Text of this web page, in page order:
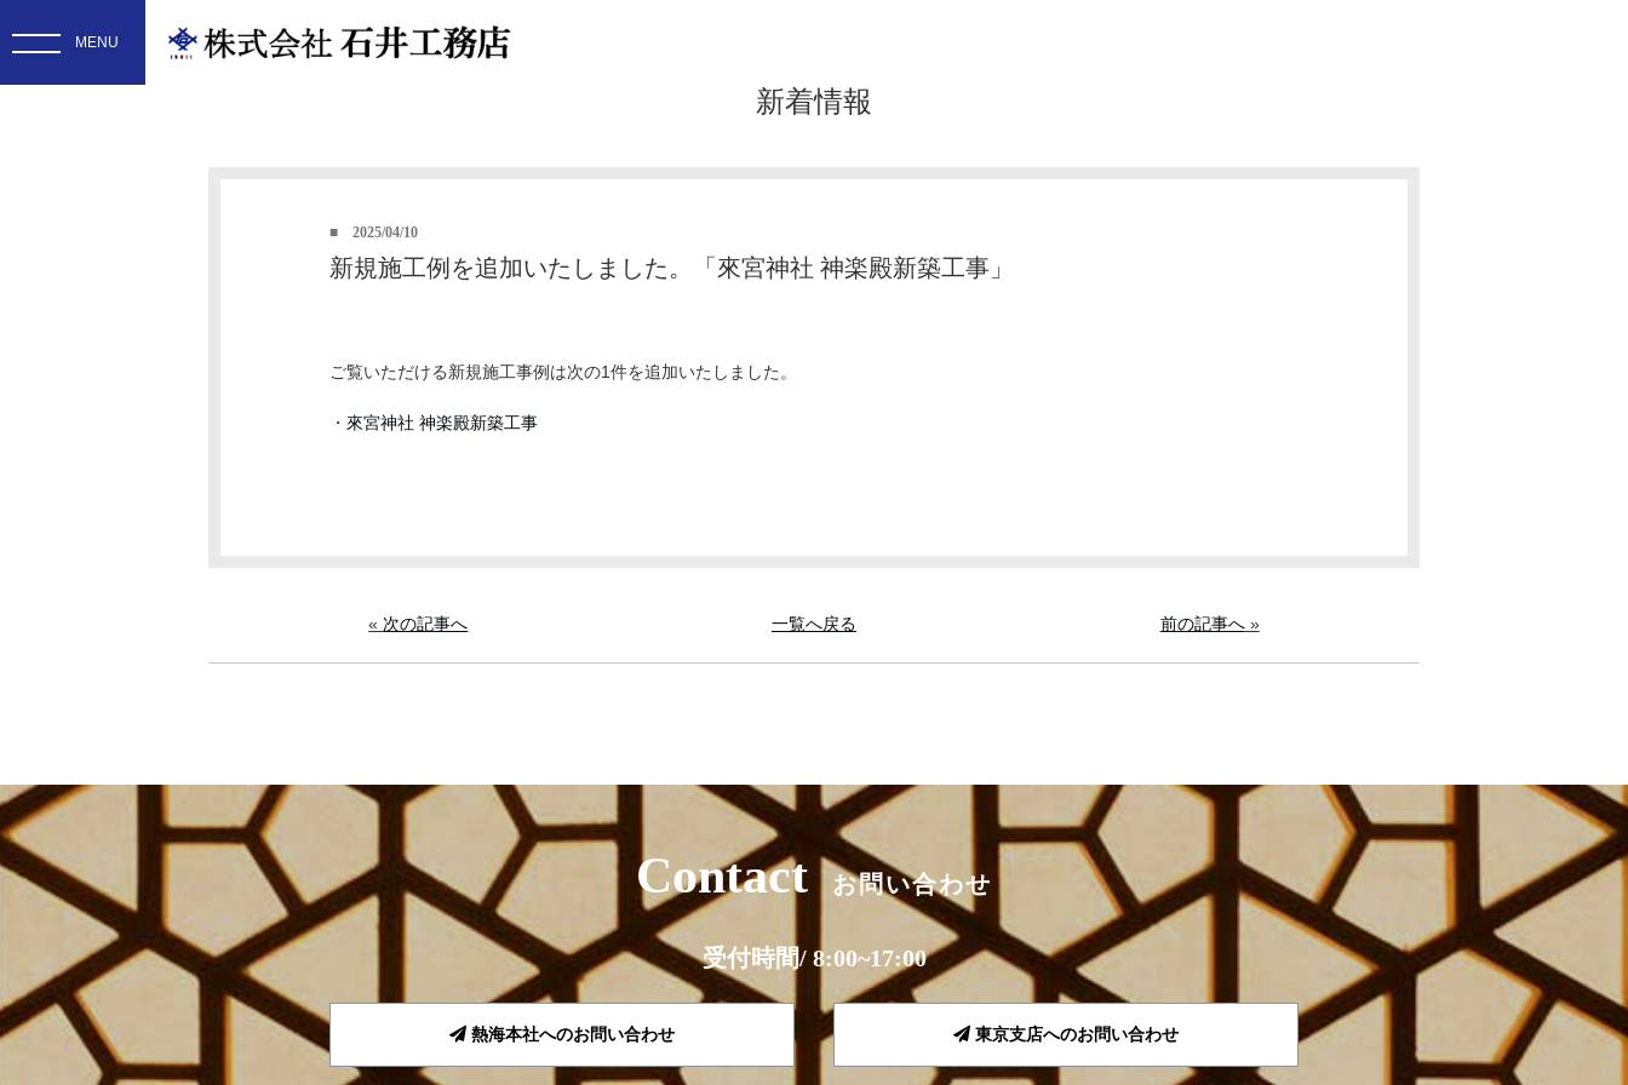
新着情報
2025/04/10
新規施工例を追加いたしました。「來宮神社 神楽殿新築工事」
ご覧いただける新規施工事例は次の1件を追加いたしました。
・ 來宮神社 神楽殿新築工事
« 次の記事へ 一覧へ戻る 前の記事へ»
Contact お問い合わせ
受付時間/ 8:00~17:00
熱海本社へのお問い合わせ 東京支店へのお問い合わせ